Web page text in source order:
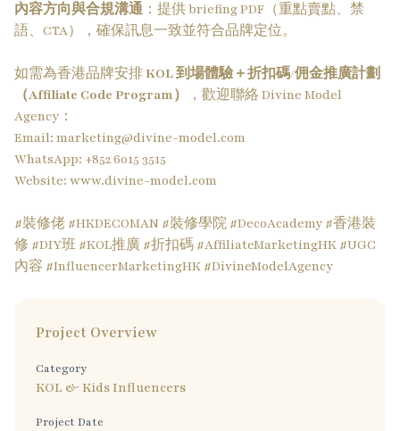
內容方向與合規溝通 ：提供 briefing PDF（重點賣點、禁
語、CTA），確保訊息一致並符合品牌定位。​
如需為香港品牌安排 KOL 到場體驗＋折扣碼/佣金推廣計劃
（Affiliate Code Program）
，歡迎聯絡 Divine Model
Agency：
Email: marketing@divine-model.com
WhatsApp: +852 6015 3515
Website: www.divine-model.com
#裝修佬 #HKDECOMAN #裝修學院 #DecoAcademy #香港裝
修 #DIY班 #KOL推廣 #折扣碼 #AffiliateMarketingHK #UGC
內容 #InfluencerMarketingHK #DivineModelAgency
Project Overview
Category
KOL & Kids Influencers
Project Date